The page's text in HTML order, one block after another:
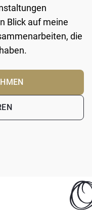
Blick auf meine
die